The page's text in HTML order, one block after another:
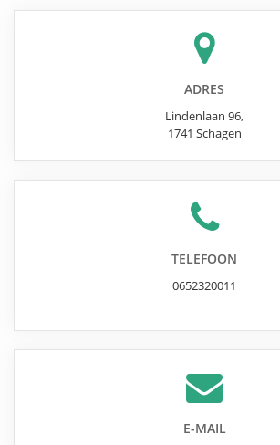
ADRES
Lindenlaan 96,
1741 Schagen
TELEFOON
0652320011
E-MAIL